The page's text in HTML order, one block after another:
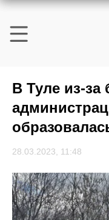
В Туле из-за
28.03.2023, 11:48